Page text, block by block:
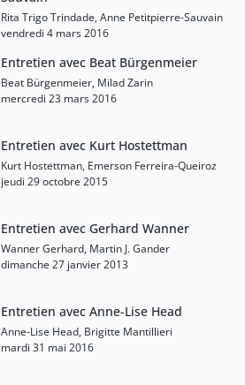
Rita Trigo Trindade, Anne Petitpierre-Sauvain
vendredi 4 mars 2016
Entretien avec Beat Bürgenmeier
Beat Bürgenmeier, Milad Zarin
mercredi 23 mars 2016
Entretien avec Kurt Hostettman
Kurt Hostettman, Emerson Ferreira-Queiroz
jeudi 29 octobre 2015
Entretien avec Gerhard Wanner
Wanner Gerhard, Martin J. Gander
dimanche 27 janvier 2013
Entretien avec Anne-Lise Head
Anne-Lise Head, Brigitte Mantillieri
mardi 31 mai 2016